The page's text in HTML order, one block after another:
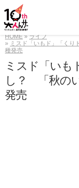
HOME
ライフ
ミスド「いもド」「く
種発売
ミスド「いも
し？ 「秋の
発売